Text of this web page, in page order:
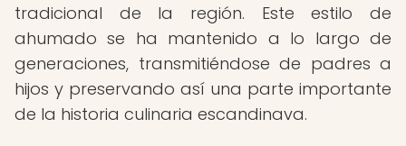
tradicional de la región. Este estilo de
ahumado se ha mantenido a lo largo de
generaciones, transmitiéndose de padres a
hijos y preservando así una parte importante
de la historia culinaria escandinava.